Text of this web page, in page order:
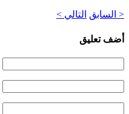
< السابق التالي >
أضف تعليق